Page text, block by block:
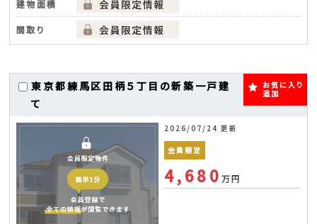
建物面積
間取り
東京都練馬区田柄５丁目の新築一戸建
て
お気に入り
追加
2026/07/24 更新
会員限定
4,680万円